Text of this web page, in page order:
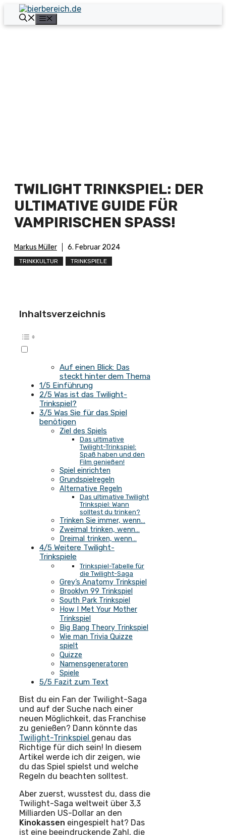
Zum
Inhalt
springen
TWILIGHT TRINKSPIEL: DER
ULTIMATIVE GUIDE FÜR
VAMPIRISCHEN SPASS!
Markus Müller 6. Februar 2024
TRINKKULTUR TRINKSPIELE
Inhaltsverzeichnis
Auf einen Blick: Das
steckt hinter dem Thema
1/5 Einführung
2/5 Was ist das Twilight-
Trinkspiel?
3/5 Was Sie für das Spiel
benötigen
Ziel des Spiels
Das ultimative
Twilight-Trinkspiel:
Spaß haben und den
Film genießen!
Spiel einrichten
Grundspielregeln
Alternative Regeln
Das ultimative Twilight
Trinkspiel: Wann
solltest du trinken?
Trinken Sie immer, wenn…
Zweimal trinken, wenn…
Dreimal trinken, wenn…
4/5 Weitere Twilight-
Trinkspiele
Trinkspiel-Tabelle für
die Twilight-Saga
Grey’s Anatomy Trinkspiel
Brooklyn 99 Trinkspiel
South Park Trinkspiel
How I Met Your Mother
Trinkspiel
Big Bang Theory Trinkspiel
Wie man Trivia Quizze
spielt
Quizze
Namensgeneratoren
Spiele
5/5 Fazit zum Text
Bist du ein Fan der Twilight-Saga
und auf der Suche nach einer
neuen Möglichkeit, das Franchise
zu genießen? Dann könnte das
Twilight-Trinkspiel genau das
Richtige für dich sein! In diesem
Artikel werde ich dir zeigen, wie
du das Spiel spielst und welche
Regeln du beachten solltest.
Aber zuerst, wusstest du, dass die
Twilight-Saga weltweit über 3,3
Milliarden US-Dollar an den
Kinokassen eingespielt hat? Das
ist eine beeindruckende Zahl, die